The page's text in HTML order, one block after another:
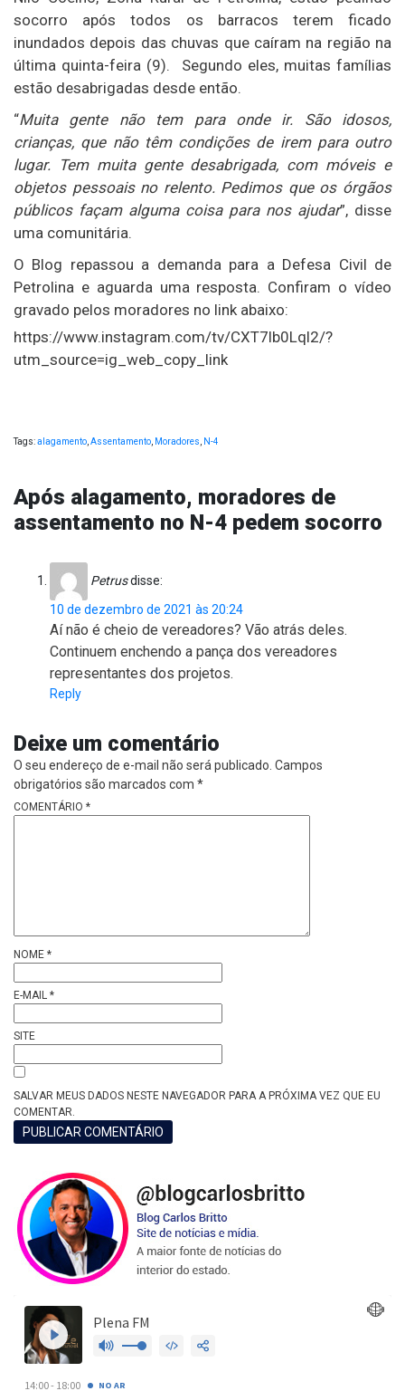
socorro após todos os barracos terem ficado
inundados depois das chuvas que caíram na região na
última quinta-feira (9). Segundo eles, muitas famílias
estão desabrigadas desde então.
“Muita gente não tem para onde ir. São idosos,
crianças, que não têm condições de irem para outro
lugar. Tem muita gente desabrigada, com móveis e
objetos pessoais no relento. Pedimos que os órgãos
públicos façam alguma coisa para nos ajudar”, disse
uma comunitária.
O Blog repassou a demanda para a Defesa Civil de
Petrolina e aguarda uma resposta. Confiram o vídeo
gravado pelos moradores no link abaixo:
https://www.instagram.com/tv/CXT7lb0Lql2/?
utm_source=ig_web_copy_link
Tags:alagamento,Assentamento, Moradores, N-4
Após alagamento, moradores de
assentamento no N-4 pedem socorro
Petrusdisse:
10 de dezembro de 2021 às 20:24
Aí não é cheio de vereadores? Vão atrás deles.
Continuem enchendo a pança dos vereadores
representantes dos projetos.
Reply
Deixe um comentário
O seu endereço de e-mail não será publicado. Campos
obrigatórios são marcados com *
COMENTÁRIO *
NOME *
E-MAIL *
SITE
SALVAR MEUS DADOS NESTE NAVEGADOR PARA A PRÓXIMA VEZ QUE EU
COMENTAR.